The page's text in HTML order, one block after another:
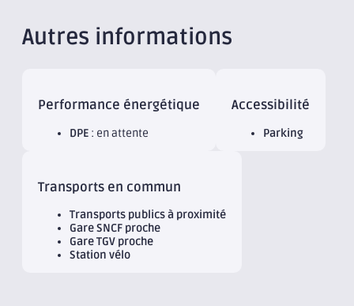
Autres informations
Performance énergétique
DPE : en attente
Accessibilité
Parking
Transports en commun
Transports publics à proximité
Gare SNCF proche
Gare TGV proche
Station vélo